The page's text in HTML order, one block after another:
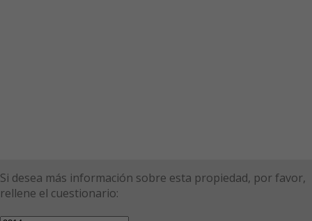
Si desea más información sobre esta propiedad, por favor,
rellene el cuestionario: